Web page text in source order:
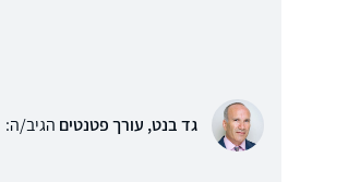
גד בנט, עורך פטנטים הגיב/ה: